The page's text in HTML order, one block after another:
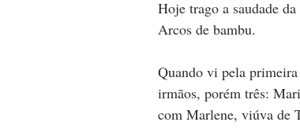
Hoje trago a saudade
Arcos de bambu.
Quando vi pela
irmãos, porém três:
com Marlene, viúva de